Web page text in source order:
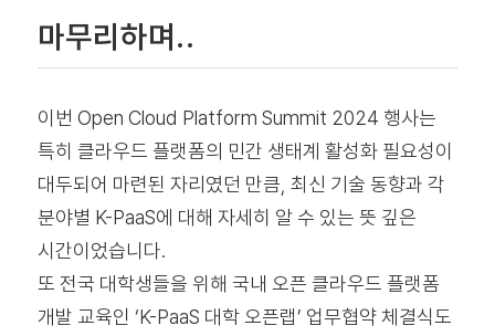
마무리하며..
이번 Open Cloud Platform Summit 2024 행사는
특히 클라우드 플랫폼의 민간 생태계 활성화 필요성이
대두되어 마련된 자리였던 만큼, 최신 기술 동향과 각
분야별 K-PaaS에 대해 자세히 알 수 있는 뜻 깊은
시간이었습니다.
또 전국 대학생들을 위해 국내 오픈 클라우드 플랫폼
개발 교육인 ‘K-PaaS 대학 오픈랩’ 업무협약 체결식도